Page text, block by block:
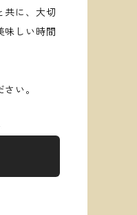
共に、大切
味しい時間
い。